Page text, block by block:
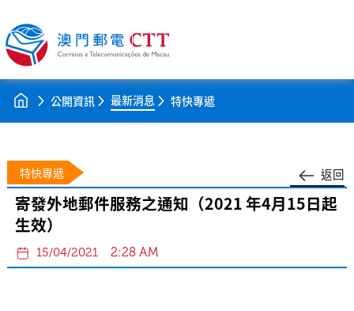
公開資訊 最新消息 特快專遞
返回
特快專遞
寄發外地郵件服務之通知（2021 年4月15日起
生效）
15/04/2021 2:28 AM